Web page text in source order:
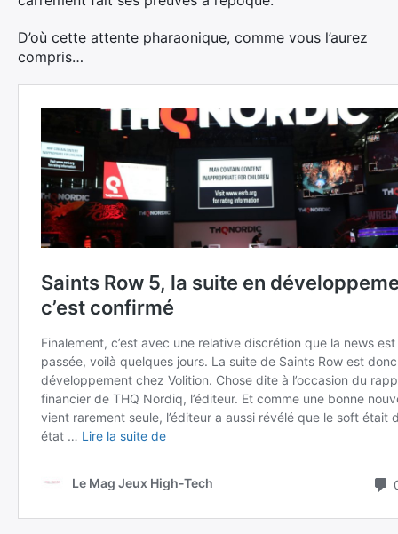
D’où cette attente pharaonique, comme vous l’aurez
compris…